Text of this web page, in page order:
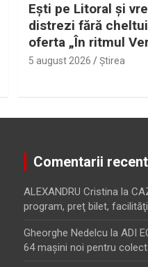
Eşti pe Litoral şi
distrezi fără
oferta „În ritmul
5 august 2026 Ştirea
Comentarii
ALEXANDRU Cristina la
program, preţ bilet,
Gheorghe Nedelcu la ADI
64 maşini noi pentru